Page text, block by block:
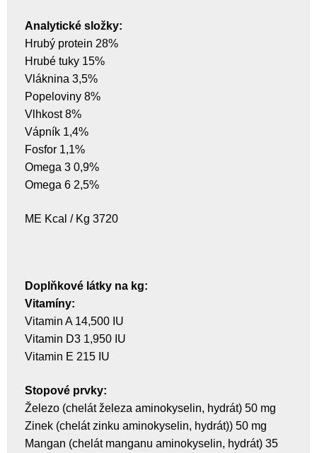
Analytické složky:
Hrubý protein 28%
Hrubé tuky 15%
Vláknina 3,5%
Popeloviny 8%
Vlhkost 8%
Vápník 1,4%
Fosfor 1,1%
Omega 3 0,9%
Omega 6 2,5%
ME Kcal / Kg 3720
Doplňkové látky na kg:
Vitamíny:
Vitamin A 14,500 IU
Vitamin D3 1,950 IU
Vitamin E 215 IU
Stopové prvky:
Železo (chelát železa aminokyselin, hydrát) 50 mg
Zinek (chelát zinku aminokyselin, hydrát)) 50 mg
Mangan (chelát manganu aminokyselin, hydrát) 35